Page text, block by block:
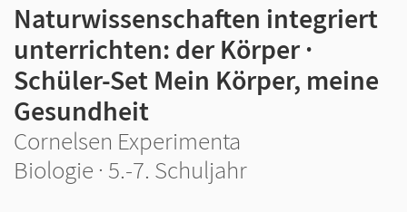
Naturwissenschaften integriert
unterrichten: der Körper ·
Schüler-Set Mein Körper, meine
Gesundheit
Cornelsen Experimenta
Biologie · 5.-7. Schuljahr